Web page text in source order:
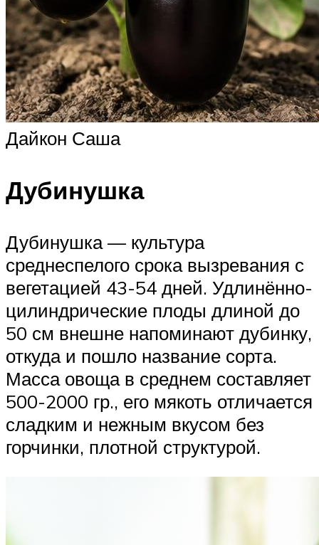
Дайкон Саша
Дубинушка
Дубинушка — культура
среднеспелого срока вызревания с
вегетацией 43-54 дней. Удлинённо-
цилиндрические плоды длиной до
50 см внешне напоминают дубинку,
откуда и пошло название сорта.
Масса овоща в среднем составляет
500-2000 гр., его мякоть отличается
сладким и нежным вкусом без
горчинки, плотной структурой.